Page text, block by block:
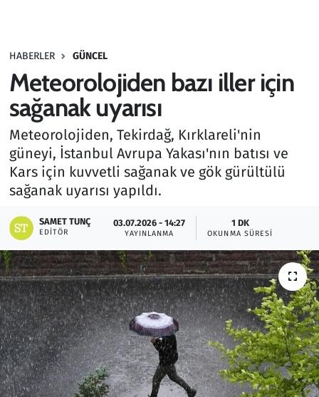
HABERLER GÜNCEL
Meteorolojiden bazı iller için
sağanak uyarısı
Meteorolojiden, Tekirdağ, Kırklareli'nin
güneyi, İstanbul Avrupa Yakası'nın batısı ve
Kars için kuvvetli sağanak ve gök gürültülü
sağanak uyarısı yapıldı.
SAMET TUNÇ
EDITÖR
03.07.2026 - 14:27
YAYINLANMA
1 DK
OKUNMA SÜRESI
Haber
Kültür Sanat
Kurumsal Haberler
Lezzet Durağı
Oyun
Ramazan
Resmi İlanlar
Rüya Tabirleri